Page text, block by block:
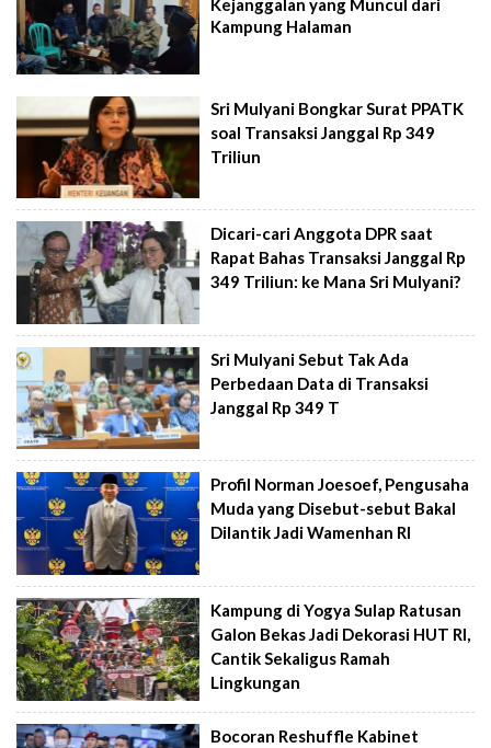
Kejanggalan yang Muncul dari
Kampung Halaman
Sri Mulyani Bongkar Surat PPATK
soal Transaksi Janggal Rp 349
Triliun
Dicari-cari Anggota DPR saat
Rapat Bahas Transaksi Janggal Rp
349 Triliun: ke Mana Sri Mulyani?
Sri Mulyani Sebut Tak Ada
Perbedaan Data di Transaksi
Janggal Rp 349 T
Profil Norman Joesoef, Pengusaha
Muda yang Disebut-sebut Bakal
Dilantik Jadi Wamenhan RI
Kampung di Yogya Sulap Ratusan
Galon Bekas Jadi Dekorasi HUT RI,
Cantik Sekaligus Ramah
Lingkungan
Bocoran Reshuffle Kabinet